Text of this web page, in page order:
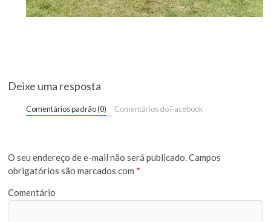
Deixe uma resposta
Comentários padrão (0) Comentários do Facebook
O seu endereço de e-mail não será publicado.Campos
obrigatórios são marcados com *
Comentário